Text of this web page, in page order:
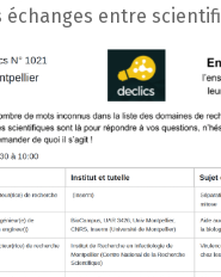
échanges entre